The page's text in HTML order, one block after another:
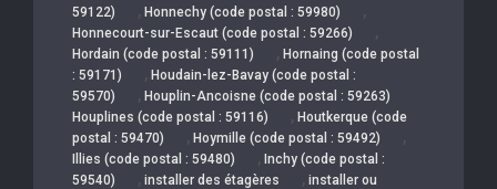
59122)
, Honnechy (code postal : 59980) ,
Honnecourt-sur-Escaut (code postal : 59266) ,
Hordain (code postal : 59111) , Hornaing (code postal
: 59171)
, Houdain-lez-Bavay (code postal :
59570)
, Houplin-Ancoisne (code postal : 59263)
Houplines (code postal : 59116)
, Houtkerque (code
postal : 59470)
, Hoymille (code postal : 59492) ,
Illies (code postal : 59480) , Inchy (code postal :
59540)
, installer des étagères , installer ou